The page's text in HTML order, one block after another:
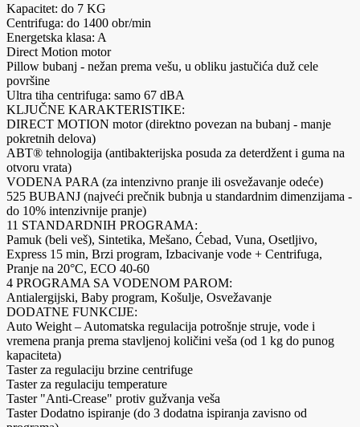
Kapacitet: do 7 KG
Centrifuga: do 1400 obr/min
Energetska klasa: A
Direct Motion motor
Pillow bubanj - nežan prema vešu, u obliku jastučića duž cele
površine
Ultra tiha centrifuga: samo 67 dBA
KLJUČNE KARAKTERISTIKE:
DIRECT MOTION motor (direktno povezan na bubanj - manje
pokretnih delova)
ABT® tehnologija (antibakterijska posuda za deterdžent i guma na
otvoru vrata)
VODENA PARA (za intenzivno pranje ili osvežavanje odeće)
525 BUBANJ (najveći prečnik bubnja u standardnim dimenzijama -
do 10% intenzivnije pranje)
11 STANDARDNIH PROGRAMA:
Pamuk (beli veš), Sintetika, Mešano, Ćebad, Vuna, Osetljivo,
Express 15 min, Brzi program, Izbacivanje vode + Centrifuga,
Pranje na 20°C, ECO 40-60
4 PROGRAMA SA VODENOM PAROM:
Antialergijski, Baby program, Košulje, Osvežavanje
DODATNE FUNKCIJE:
Auto Weight – Automatska regulacija potrošnje struje, vode i
vremena pranja prema stavljenoj količini veša (od 1 kg do punog
kapaciteta)
Taster za regulaciju brzine centrifuge
Taster za regulaciju temperature
Taster "Anti-Crease" protiv gužvanja veša
Taster Dodatno ispiranje (do 3 dodatna ispiranja zavisno od